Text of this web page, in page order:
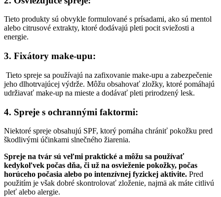
Tieto produkty sú obvykle formulované s prísadami, ako sú mentol
alebo citrusové extrakty, ktoré dodávajú pleti pocit sviežosti a
energie.
3. Fixátory make-upu:
Tieto spreje sa používajú na zafixovanie make-upu a zabezpečenie
jeho dlhotrvajúcej výdrže. Môžu obsahovať zložky, ktoré pomáhajú
udržiavať make-up na mieste a dodávať pleti prirodzený lesk.
4. Spreje s ochrannými faktormi:
Niektoré spreje obsahujú SPF, ktorý pomáha chrániť pokožku pred
škodlivými účinkami slnečného žiarenia.
Spreje na tvár sú veľmi praktické a môžu sa používať
kedykoľvek počas dňa, či už na osvieženie pokožky, počas
horúceho počasia alebo po intenzívnej fyzickej aktivite. Pred
použitím je však dobré skontrolovať zloženie, najmä ak máte citlivú
pleť alebo alergie.